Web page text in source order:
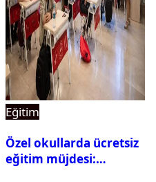
Eğitim
Özel okullarda ücretsiz
eğitim müjdesi: